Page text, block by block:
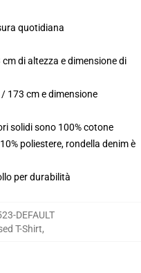
quotidiana
di altezza e dimensione di
173 cm e dimensione
solidi sono 100% cotone
poliestere, rondella denim è
per durabilità
DEFAULT
T-Shirt,